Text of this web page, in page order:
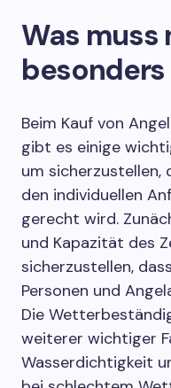
Was muss
Beim Kauf von
gibt es einige
um sicherzustellen,
den individuellen
gerecht wird.
und Kapazität des
sicherzustellen,
Personen und
Die
weiterer wichtiger
Wasserdichtigkeit